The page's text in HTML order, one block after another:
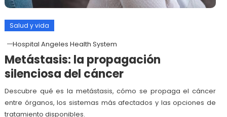
Salud y vida
Hospital Angeles Health System
Metástasis: la propagación
silenciosa del cáncer
Descubre qué es la metástasis, cómo se propaga el cáncer
entre órganos, los sistemas más afectados y las opciones de
tratamiento disponibles.